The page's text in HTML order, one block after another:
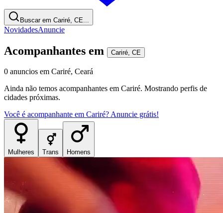
Buscar em Cariré, CE...
NovidadesAnuncie
Acompanhantes em Cariré CE
0 anuncios em Cariré, Ceará
Ainda não temos acompanhantes em Cariré. Mostrando perfis de
cidades próximas.
Você é acompanhante em Cariré? Anuncie grátis!
Mulheres Trans Homens